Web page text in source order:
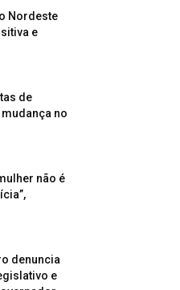
Nordeste
e
de
no
não é
denuncia
e